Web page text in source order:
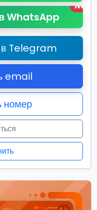
WhatsApp
New
в Telegram
email
номер